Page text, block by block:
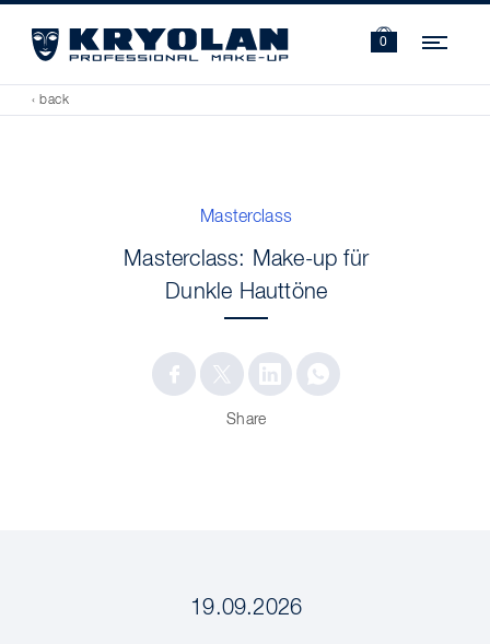
0
‹ back
Masterclass
Masterclass: Make-up für
Dunkle Hauttöne
Share
19.09.2026